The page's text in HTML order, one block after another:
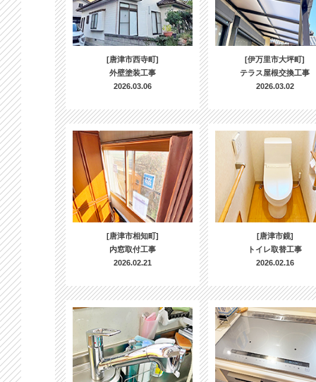
[唐津市西寺町]
外壁塗装工事
2026.03.06
[伊万里市大坪町]
テラス屋根交換工事
2026.03.02
[唐津市相知町]
内窓取付工事
2026.02.21
[唐津市鏡]
トイレ取替工事
2026.02.16